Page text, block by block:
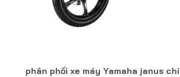
phân phối xe máy Yamaha janus